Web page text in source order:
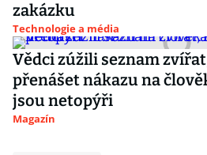
zakázku
Technologie a média
Vědci zúžili seznam
přenášet nákazu na
jsou netopýři
Magazín